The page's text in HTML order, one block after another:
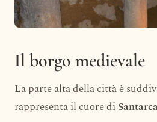
Il borgo medievale
La parte alta della città è
rappresenta il cuore di